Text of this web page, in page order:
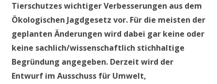
Tierschutzes wichtiger Verbesserungen aus dem
Ökologischen Jagdgesetz vor. Für die meisten der
geplanten Änderungen wird dabei gar keine oder
keine sachlich/wissenschaftlich stichhaltige
Begründung angegeben. Derzeit wird der
Entwurf im Ausschuss für Umwelt,